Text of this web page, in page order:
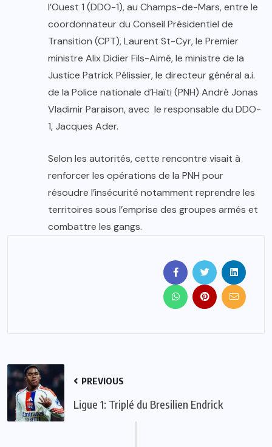
l’Ouest 1 (DDO-1), au Champs-de-Mars, entre le
coordonnateur du Conseil Présidentiel de
Transition (CPT), Laurent St-Cyr, le Premier
ministre Alix Didier Fils-Aimé, le ministre de la
Justice Patrick Pélissier, le directeur général a.i.
de la Police nationale d’Haïti (PNH) André Jonas
Vladimir Paraison, avec le responsable du DDO-
1, Jacques Ader.
Selon les autorités, cette rencontre visait à
renforcer les opérations de la PNH pour
résoudre l’insécurité notamment reprendre les
territoires sous l’emprise des groupes armés et
combattre les gangs.
PREVIOUS
Ligue 1: Triplé du Bresilien Endrick